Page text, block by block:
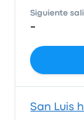
Siguiente
-
San Luis